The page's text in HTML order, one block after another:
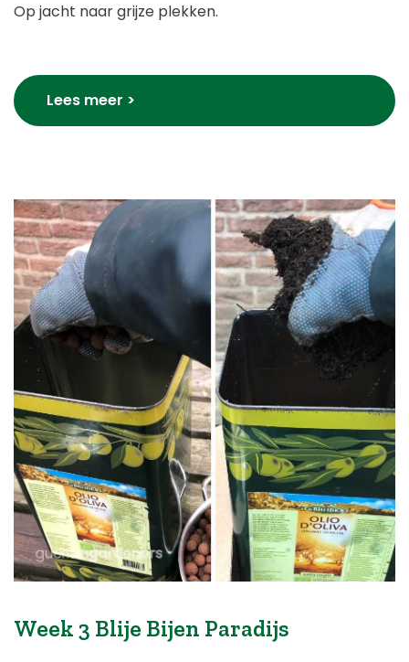
Op jacht naar grijze plekken.
Lees meer >
Week 3 Blije Bijen Paradijs